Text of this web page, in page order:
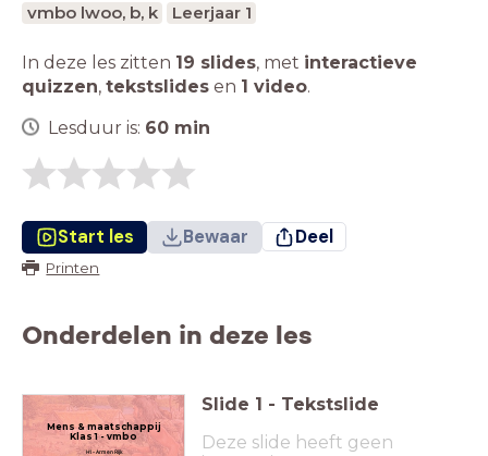
vmbo lwoo, b, k
Leerjaar 1
In deze les zitten 19 slides, met interactieve
quizzen, tekstslides en 1 video.
Lesduur is: 60 min
Start les Bewaar Deel
Printen
Onderdelen in deze les
Mens & maatschappij
Klas 1 - vmbo
H1 - Arm en Rijk
Slide 1 - Tekstslide
Deze slide heeft geen